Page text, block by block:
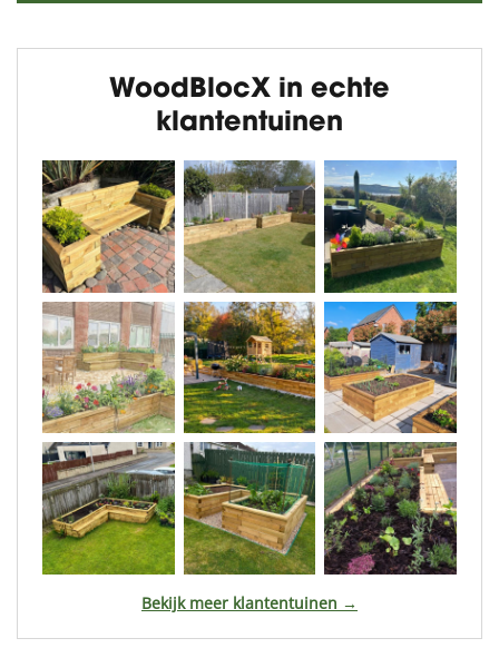
WoodBlocX in echte
klantentuinen
Bekijk meer klantentuinen →